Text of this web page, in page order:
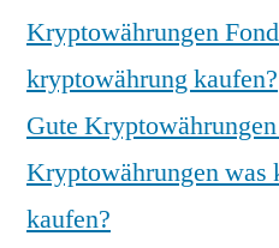
Kryptowährungen
kryptowährung kaufen?
Gute
Kryptowährungen was
kaufen?